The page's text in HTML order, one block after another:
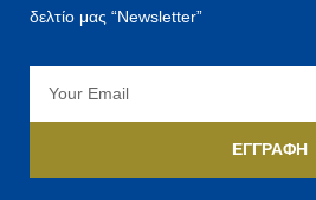
δελτίο μας “Newsletter”
ΕΓΓΡΑΦΉ